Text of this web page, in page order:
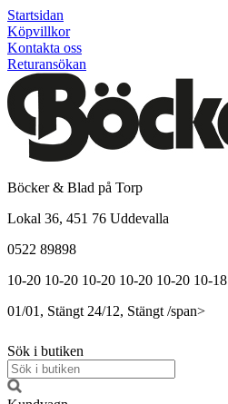
Startsidan
Köpvillkor
Kontakta oss
Returansökan
Böcker & Blad på Torp
Lokal 36, 451 76 Uddevalla
0522 89898
10-20 10-20 10-20 10-20 10-20 10-18
01/01, Stängt 24/12, Stängt /span>
Sök i butiken